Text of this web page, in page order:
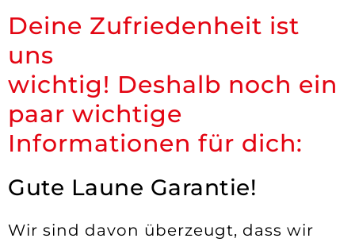
Deine Zufriedenheit ist
uns
wichtig! Deshalb noch ein
paar wichtige
Informationen für dich:
Gute Laune Garantie!
Wir sind davon überzeugt, dass wir